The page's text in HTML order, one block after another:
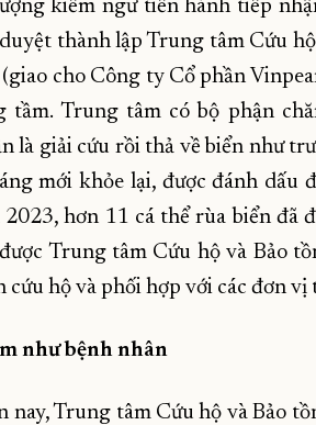
kiểm ngư tiến hành tiếp
thành lập Trung tâm Cứu
cho Công ty Cổ phần
tầm. Trung tâm có bộ phận
là giải cứu rồi thả về biển như
mới khỏe lại, được đánh dấu
2023,hơn 11 cá thể rùa biển đã
Trung tâm Cứu hộ và Bảo
cứu hộ và phối hợp với các đơn vị
như bệnh nhân
nay, Trung tâm Cứu hộ và Bảo